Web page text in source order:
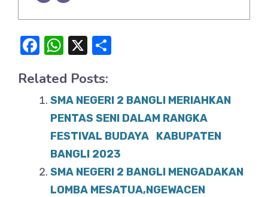
F
c
e
k
W
at
s
A
p
p
X
e
Related Posts:
SMA NEGERI 2 BANGLI MERIAHKAN
PENTAS SENI DALAM RANGKA
FESTIVAL BUDAYA KABUPATEN
BANGLI 2023
SMA NEGERI 2 BANGLI MENGADAKAN
LOMBA MESATUA,NGEWACEN